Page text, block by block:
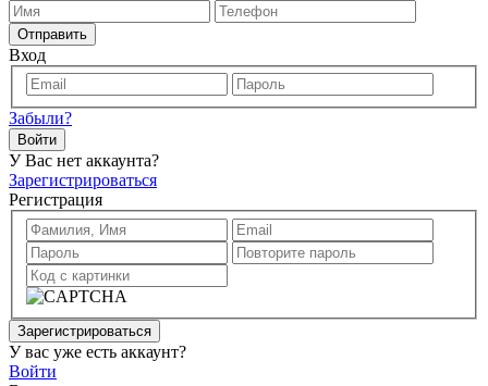
Отправить
Вход
Забыли?
Войти
У Вас нет аккаунта?
Зарегистрироваться
Регистрация
Зарегистрироваться
У вас уже есть аккаунт?
Войти